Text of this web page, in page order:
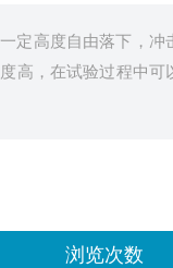
定高度自由落下，冲
高，在试验过程中可
浏览次数